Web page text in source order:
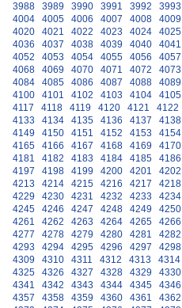
3988 3989 3990 3991 3992 3993
4004
4005 4006 4007 4008 4009
4020
4021 4022 4023 4024 4025
4036
4037 4038 4039 4040 4041
4052
4053 4054 4055 4056 4057
4068
4069 4070 4071 4072 4073
4084
4085 4086 4087 4088 4089
4100
4101 4102 4103 4104 4105
4117
4118 4119 4120 4121 4122
4133
4134 4135 4136 4137 4138
4149
4150 4151 4152 4153 4154
4165
4166 4167 4168 4169 4170
4181
4182 4183 4184 4185 4186
4197
4198 4199 4200 4201 4202
4213
4214 4215 4216 4217 4218
4229
4230 4231 4232 4233 4234
4245
4246 4247 4248 4249 4250
4261
4262 4263 4264 4265 4266
4277
4278 4279 4280 4281 4282
4293
4294 4295 4296 4297 4298
4309
4310 4311 4312 4313 4314
4325
4326 4327 4328 4329 4330
4341
4342 4343 4344 4345 4346
4357
4358 4359 4360 4361 4362